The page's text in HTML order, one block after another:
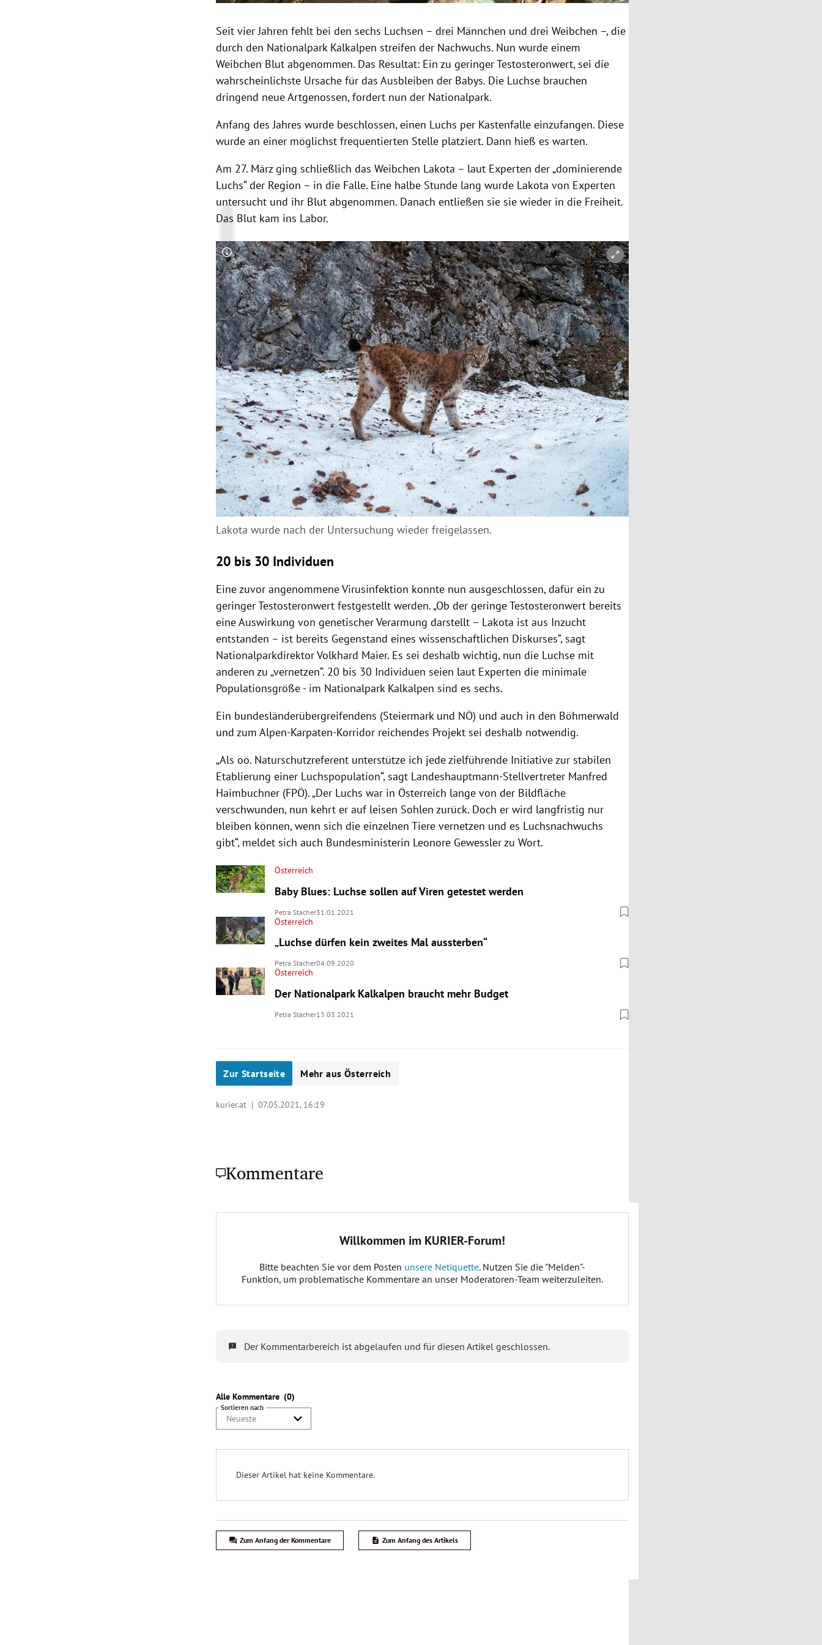
Seit vier Jahren fehlt bei den sechs Luchsen – drei Männchen und drei Weibchen –, die
durch den Nationalpark Kalkalpen streifen der Nachwuchs. Nun wurde einem
Weibchen Blut abgenommen. Das Resultat: Ein zu geringer Testosteronwert, sei die
wahrscheinlichste Ursache für das Ausbleiben der Babys. Die Luchse brauchen
dringend neue Artgenossen, fordert nun der Nationalpark.
Anfang des Jahres wurde beschlossen, einen Luchs per Kastenfalle einzufangen. Diese
wurde an einer möglichst frequentierten Stelle platziert. Dann hieß es warten.
Am 27. März ging schließlich das Weibchen Lakota – laut Experten der „dominierende
Luchs“ der Region – in die Falle. Eine halbe Stunde lang wurde Lakota von Experten
untersucht und ihr Blut abgenommen. Danach entließen sie sie wieder in die Freiheit.
Das Blut kam ins Labor.
Copyright-Hinweis öffnen/schließen
Lakota wurde nach der Untersuchung wieder freigelassen.
20 bis 30 Individuen
Eine zuvor angenommene Virusinfektion konnte nun ausgeschlossen, dafür ein zu
geringer Testosteronwert festgestellt werden. „Ob der geringe Testosteronwert bereits
eine Auswirkung von genetischer Verarmung darstellt – Lakota ist aus Inzucht
entstanden – ist bereits Gegenstand eines wissenschaftlichen Diskurses“, sagt
Nationalparkdirektor Volkhard Maier. Es sei deshalb wichtig, nun die Luchse mit
anderen zu „vernetzen“. 20 bis 30 Individuen seien laut Experten die minimale
Populationsgröße - im Nationalpark Kalkalpen sind es sechs.
Ein bundesländerübergreifendens (Steiermark und NÖ) und auch in den Böhmerwald
und zum Alpen-Karpaten-Korridor reichendes Projekt sei deshalb notwendig.
„Als oö. Naturschutzreferent unterstütze ich jede zielführende Initiative zur stabilen
Etablierung einer Luchspopulation“, sagt Landeshauptmann-Stellvertreter Manfred
Haimbuchner (FPÖ).„Der Luchs war in Österreich lange von der Bildfläche
verschwunden, nun kehrt er auf leisen Sohlen zurück. Doch er wird langfristig nur
bleiben können, wenn sich die einzelnen Tiere vernetzen und es Luchsnachwuchs
gibt“, meldet sich auch Bundesministerin Leonore Gewessler zu Wort.
Österreich
Baby Blues: Luchse sollen auf Viren getestet werden
Petra Stacher31.01.2021
Österreich
„Luchse dürfen kein zweites Mal aussterben“
Petra Stacher04.09.2020
Österreich
Der Nationalpark Kalkalpen braucht mehr Budget
Petra Stacher13.03.2021
Zur Startseite Mehr aus Österreich
kurier.at |07.05.2021, 16:19
Kommentare